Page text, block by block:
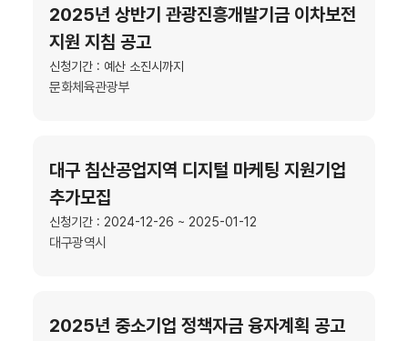
2025년 상반기 관광진흥개발기금 이차보전
지원 지침 공고
신청기간 : 예산 소진시까지
문화체육관광부
대구 침산공업지역 디지털 마케팅 지원기업
추가모집
신청기간 : 2024-12-26 ~ 2025-01-12
대구광역시
2025년 중소기업 정책자금 융자계획 공고